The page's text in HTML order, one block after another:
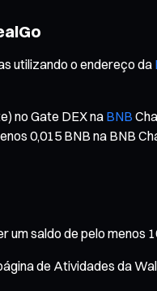
utilizando o endereço da
no Gate DEX na BNB
0,015 BNB na BNB
um saldo de pelo menos
de Atividades da